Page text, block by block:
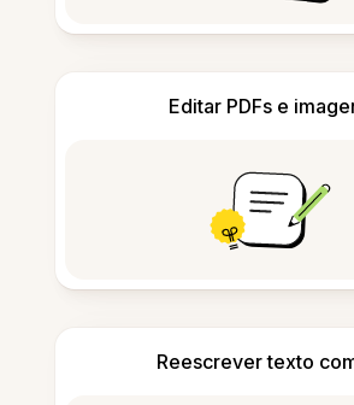
Editar PDFs e
Reescrever texto